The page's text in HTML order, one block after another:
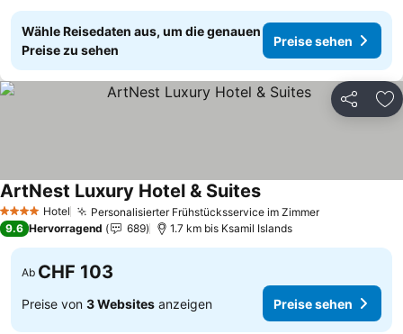
Wähle Reisedaten aus, um die genauen
Preise zu sehen
Preise sehen
Teilen
4 Sterne Hotel Personalisierter Frühstücksservice im Zimmer
ArtNest Luxury Hotel & Suites
9.6 Hervorragend 689 1.7 km bis Ksamil Islands
Ab CHF 103
Preise von 3 Websites anzeigen Preise sehen